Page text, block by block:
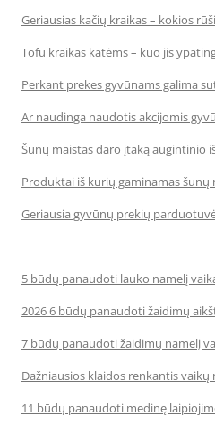
Geriausias kačių kraikas – kokios
Tofu kraikas katėms – kuo jis
Perkant prekes gyvūnams galima
Ar naudinga naudotis akcijomis
Šunų maistas daro įtaką augintinio
Produktai iš kurių gaminamas šunų
Geriausia gyvūnų prekių
5 būdų panaudoti lauko namelį
2026 6 būdų panaudoti žaidimų
7 būdų panaudoti žaidimų namelį
Dažniausios klaidos renkantis vaikų
11 būdų panaudoti medinę